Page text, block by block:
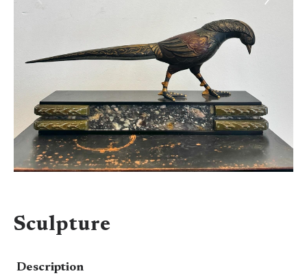
Sculpture
Description